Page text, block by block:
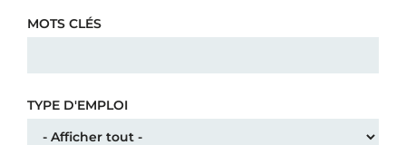
MOTS CLÉS
TYPE D'EMPLOI